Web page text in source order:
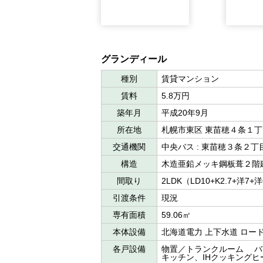
グランディール
種別
賃貸マンション
賃料
5.8万円
築年月
平成20年9月
所在地
札幌市東区 東苗穂４条１
交通機関
中央バス : 東苗穂３条２丁
構造
木造亜鉛メッキ鋼板葺２階
間取り
2LDK（LD10+K2.7+洋7+
引渡条件
現況
専有面積
59.06㎡
本体設備
北海道電力 上下水道 ロー
各戸設備
物置／トランクルーム
キッチン、IHクッキング